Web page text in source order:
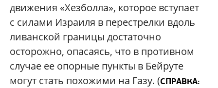
движения «Хезболла», которое вступает
с силами Израиля в перестрелки вдоль
ливанской границы достаточно
осторожно, опасаясь, что в противном
случае ее опорные пункты в Бейруте
могут стать похожими на Газу. (СПРАВКА: